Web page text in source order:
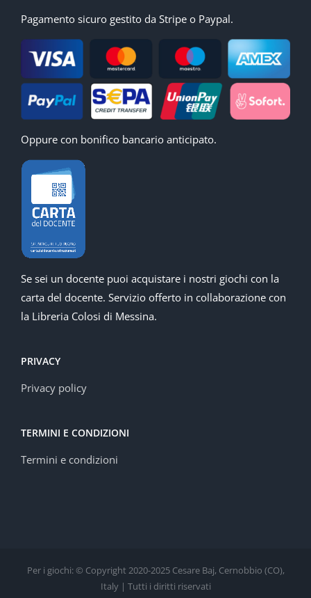
Pagamento sicuro gestito da Stripe o Paypal.
Oppure con bonifico bancario anticipato.
Se sei un docente puoi acquistare i nostri giochi con la
carta del docente. Servizio offerto in collaborazione con
la Libreria Colosi di Messina.
PRIVACY
Privacy policy
TERMINI E CONDIZIONI
Termini e condizioni
Per i giochi: © Copyright 2020-2025 Cesare Baj, Cernobbio (CO),
Italy | Tutti i diritti riservati